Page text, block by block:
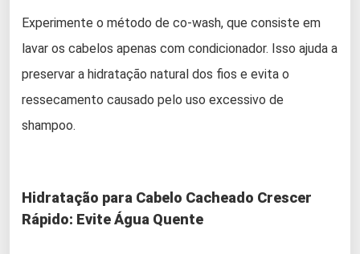
Experimente o método de co-wash, que consiste em
lavar os cabelos apenas com condicionador. Isso ajuda a
preservar a hidratação natural dos fios e evita o
ressecamento causado pelo uso excessivo de
shampoo.
Hidratação para Cabelo Cacheado Crescer
Rápido: Evite Água Quente